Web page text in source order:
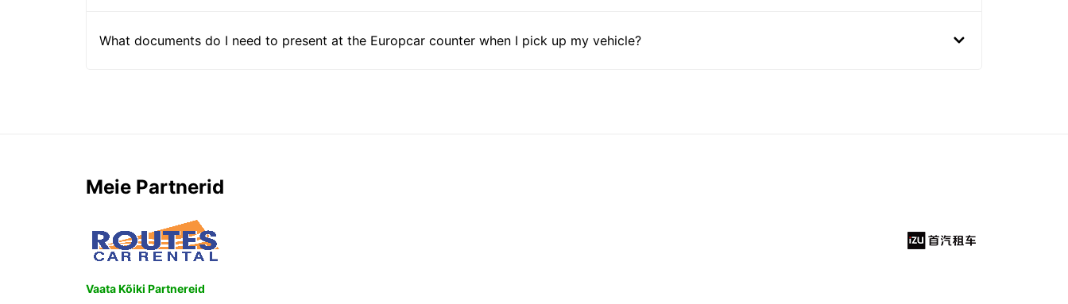
What documents do I need to present at the Europcar counter when I pick up my vehicle?
Meie Partnerid
Vaata Kõiki Partnereid